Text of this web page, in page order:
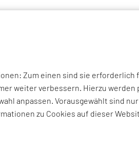
& NEWS
Zum einen sind sie
weiter verbessern. Hierzu
anpassen. Vorausgewählt sind
zu Cookies auf dieser